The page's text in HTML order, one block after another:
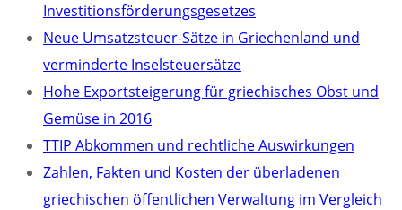
Investitionsförderungsgesetzes
Neue Umsatzsteuer-Sätze in Griechenland und
verminderte Inselsteuersätze
Hohe Exportsteigerung für griechisches Obst und
Gemüse in 2016
TTIP Abkommen und rechtliche Auswirkungen
Zahlen, Fakten und Kosten der überladenen
griechischen öffentlichen Verwaltung im Vergleich